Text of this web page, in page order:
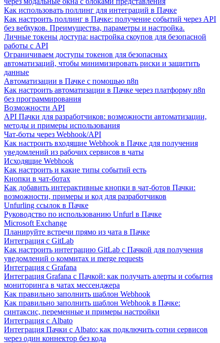
Как использовать поллинг для интеграций в Пачке
Как настроить поллинг в Пачке: получение событий через API
без вебхуков. Преимущества, параметры и настройка.
Личные токены доступа: настройка скоупов для безопасной
работы с API
Ограничиваем доступы токенов для безопасных
автоматизаций, чтобы минимизировать риски и защитить
данные
Автоматизации в Пачке с помощью n8n
Как настроить автоматизации в Пачке через платформу n8n
без программирования
Возможности API
API Пачки для разработчиков: возможности автоматизации,
методы и примеры использования
Чат-боты через Webhook/API
Как настроить входящие Webhook в Пачке для получения
уведомлений из рабочих сервисов в чаты
Исходящие Webhook
Как настроить и какие типы событий есть
Кнопки в чат-ботах
Как добавить интерактивные кнопки в чат-ботов Пачки:
возможности, примеры и код для разработчиков
Unfurling ссылок в Пачке
Руководство по использованию Unfurl в Пачке
Microsoft Exchange
Планируйте встречи прямо из чата в Пачке
Интеграция с GitLab
Как настроить интеграцию GitLab с Пачкой для получения
уведомлений о коммитах и merge requests
Интеграция с Grafana
Интеграция Grafana с Пачкой: как получать алерты и события
мониторинга в чатах мессенджера
Как правильно заполнить шаблон Webhook
Как правильно заполнить шаблон Webhook в Пачке:
синтаксис, переменные и примеры настройки
Интеграция с Albato
Интеграция Пачки с Albato: как подключить сотни сервисов
через один коннектор без кода